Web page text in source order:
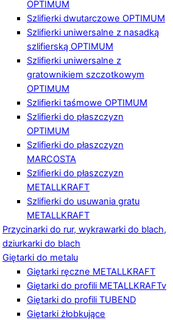
OPTIMUM
Szlifierki dwutarczowe OPTIMUM
Szlifierki uniwersalne z nasadką
szlifierską OPTIMUM
Szlifierki uniwersalne z
gratownikiem szczotkowym
OPTIMUM
Szlifierki taśmowe OPTIMUM
Szlifierki do płaszczyzn
OPTIMUM
Szlifierki do płaszczyzn
MARCOSTA
Szlifierki do płaszczyzn
METALLKRAFT
Szlifierki do usuwania gratu
METALLKRAFT
Przycinarki do rur, wykrawarki do blach,
dziurkarki do blach
Giętarki do metalu
Giętarki ręczne METALLKRAFT
Giętarki do profili METALLKRAFTv
Giętarki do profili TUBEND
Giętarki żłobkujące